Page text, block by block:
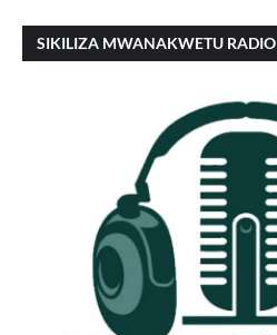
SIKILIZA MWANAKWETU RADIO